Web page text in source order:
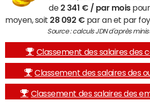
de 2 341 € / par moispour
moyen, soit 28 092 € par an et par
Source : calculs JDN d'après
Classement des salaires des
Classement des salaires des
Classement des salaires des